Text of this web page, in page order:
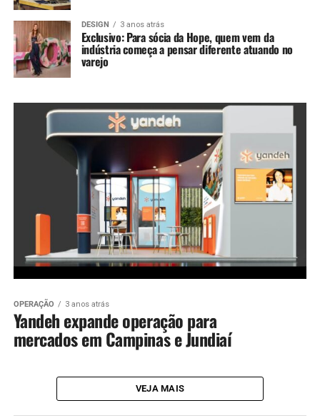
DESIGN 3 anos atrás
Exclusivo: Para sócia da Hope, quem vem da
indústria começa a pensar diferente atuando no
varejo
OPERAÇÃO 3 anos atrás
Yandeh expande operação para
mercados em Campinas e Jundiaí
VEJA MAIS